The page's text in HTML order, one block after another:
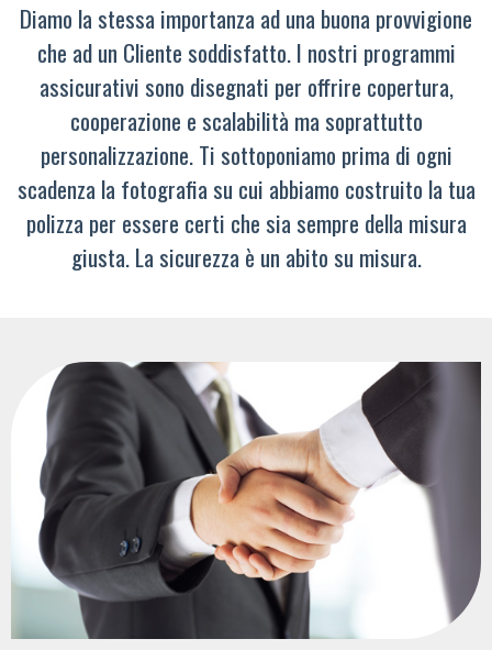
Diamo la stessa importanza ad una buona provvigione
che ad un Cliente soddisfatto. I nostri programmi
assicurativi sono disegnati per offrire copertura,
cooperazione e scalabilità ma soprattutto
personalizzazione. Ti sottoponiamo prima di ogni
scadenza la fotografia su cui abbiamo costruito la tua
polizza per essere certi che sia sempre della misura
giusta. La sicurezza è un abito su misura.